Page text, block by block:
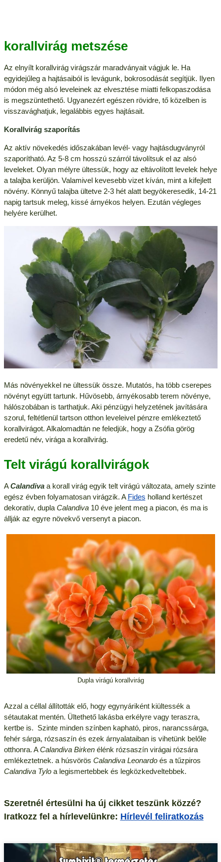
korallvirág metszése
Az elnyílt korallvirág virágszár maradványait vágjuk le. Ha
egyidejűleg a hajtásaiból is levágunk, bokrosodását segítjük. Ilyen
módon még alsó leveleinek az elvesztése miatti felkopaszodása
is megszüntethető. Ugyanezért egészen rövidre, tő közelben is
visszavághatjuk, legalábbis egyes hajtásait.
Korallvirág szaporítás
Az aktív növekedés időszakában levél- vagy hajtásdugványról
szaporítható. Az 5-8 cm hosszú szárról távolítsuk el az alsó
leveleket. Olyan mélyre ültessük, hogy az eltávolított levelek helye
a talajba kerüljön. Valamivel kevesebb vizet kíván, mint a kifejlett
növény. Könnyű talajba ültetve 2-3 hét alatt begyökeresedik, 14-21
napig tartsuk meleg, kissé árnyékos helyen. Ezután végleges
helyére kerülhet.
Más növényekkel ne ültessük össze. Mutatós, ha több cserepes
növényt együtt tartunk. Hűvösebb, árnyékosabb terem növénye,
hálószobában is tarthatjuk. Aki pénzügyi helyzetének javítására
szorul, feltétlenül tartson otthon leveleivel pénzre emlékeztető
korallvirágot. Alkalomadtán ne feledjük, hogy a Zsófia görög
eredetű név, virága a korallvirág.
Telt virágú korallvirágok
ACalandiva a korall virág egyik telt virágú változata, amely szinte
egész évben folyamatosan virágzik. A Fides holland kertészet
dekoratív, duplaCalandiva10 éve jelent meg a piacon, és ma is
állják az egyre növekvő versenyt a piacon.
Dupla virágú korallvirág
Azzal a céllal állították elő, hogy egynyáriként kiültessék a
sétautakat mentén. Ültethető lakásba erkélyre vagy teraszra,
kertbe is. Szinte minden színben kapható, piros, narancssárga,
fehér sárga, rózsaszín és ezek árnyalataiban is vihetünk belőle
otthonra. ACalandiva Birkenélénk rózsaszín virágai rózsára
emlékeztetnek. a húsvörös Calandiva Leonardoés a tűzpiros
Calandiva Tyloa legismertebbek és legközkedveltebbek.
Szeretnél értesülni ha új cikket teszünk közzé?
Iratkozz fel a hírlevelünkre: Hírlevél feliratkozás